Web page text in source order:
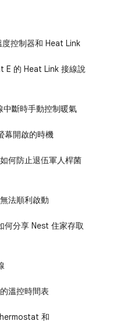
控制器和 Heat Link
E 的 Heat Link 接線說
中斷時手動控制暖氣
幕開啟的時機
何防止退伍軍人桿菌
法順利啟動
何分享 Nest 住家存取
溫控時間表
和